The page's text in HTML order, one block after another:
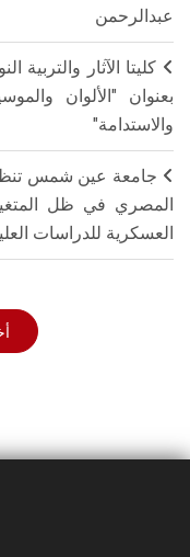
عبدالرحمن
كليتا الآثار
بعنوان "الألوان
والاستدامة"
جامعة عين شمس تنظم
المصري في ظل
العسكرية للدراسات